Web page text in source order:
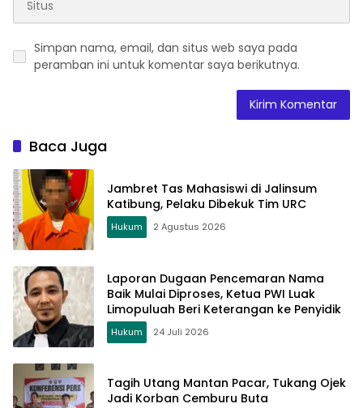
Simpan nama, email, dan situs web saya pada
peramban ini untuk komentar saya berikutnya.
Baca Juga
Jambret Tas Mahasiswi di Jalinsum
Katibung, Pelaku Dibekuk Tim URC
Hukum 2 Agustus 2026
Laporan Dugaan Pencemaran Nama
Baik Mulai Diproses, Ketua PWI Luak
Limopuluah Beri Keterangan ke Penyidik
Hukum 24 Juli 2026
Tagih Utang Mantan Pacar, Tukang Ojek
Jadi Korban Cemburu Buta